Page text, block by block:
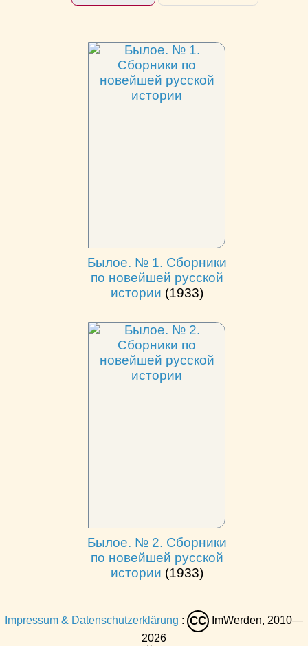
Былое. № 1. Сборники
по новейшей русской
истории (1933)
Былое. № 2. Сборники
по новейшей русской
истории (1933)
Impressum & Datenschutzerklärung : CC
ImWerden, 2010—
2026